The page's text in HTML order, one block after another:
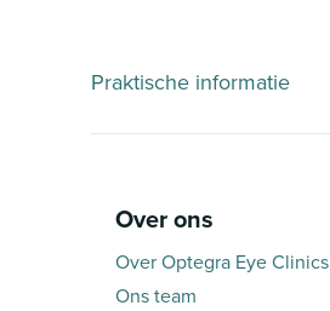
Praktische informatie
Over ons
Over Optegra Eye Clinics
Ons team